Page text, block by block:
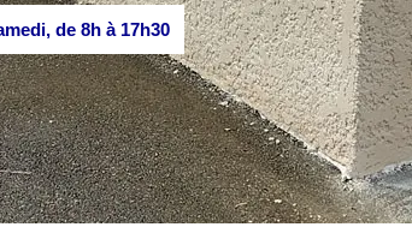
de 8h à 17h30